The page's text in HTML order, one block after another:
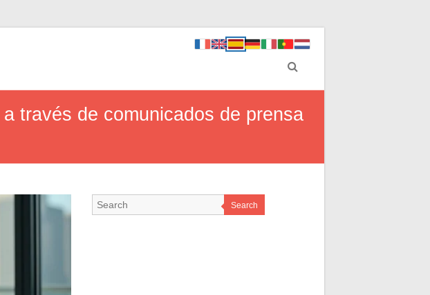
través de comunicados de prensa
Search